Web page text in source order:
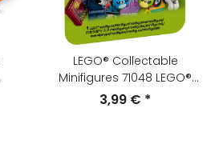
LEGO® Collectable
Minifigures 71048 LEGO®
Minifiguren Serie 28
3,99 € *